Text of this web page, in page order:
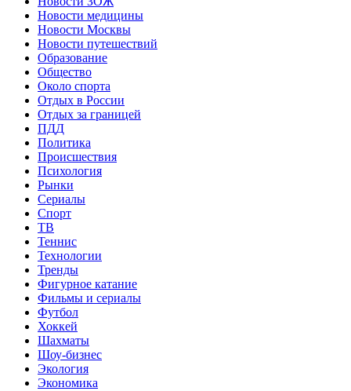
Новости медицины
Новости Москвы
Новости путешествий
Образование
Общество
Около спорта
Отдых в России
Отдых за границей
ПДД
Политика
Происшествия
Психология
Рынки
Сериалы
Спорт
ТВ
Теннис
Технологии
Тренды
Фигурное катание
Фильмы и сериалы
Футбол
Хоккей
Шахматы
Шоу-бизнес
Экология
Экономика